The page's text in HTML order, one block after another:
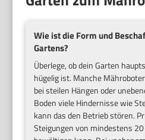
Wie ist die Form und
Gartens?
Überlege, ob dein Garten
hügelig ist. Manche
bei steilen Hängen oder
Boden viele Hindernisse wie
kann das den Betrieb stören.
Steigungen von mindestens